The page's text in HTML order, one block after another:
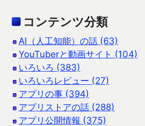
コンテンツ分類
AI（人工知能）の話 (63)
YouTuberと動画サイト (104)
いろいろ (383)
いろいろレビュー (27)
アプリの事 (394)
アプリストアの話 (288)
アプリ公開情報 (375)